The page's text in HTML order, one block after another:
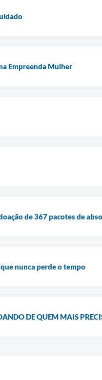
Empreenda Mulher
de 367 pacotes de
nunca perde o tempo
DE QUEM MAIS